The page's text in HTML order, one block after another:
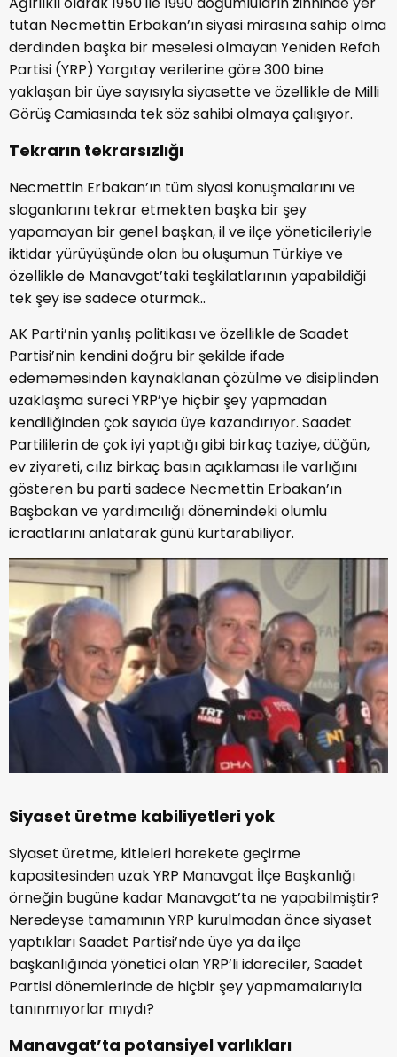
tutan Necmettin Erbakan’ın siyasi mirasına sahip olma
derdinden başka bir meselesi olmayan Yeniden Refah
Partisi (YRP) Yargıtay verilerine göre 300 bine
yaklaşan bir üye sayısıyla siyasette ve özellikle de Milli
Görüş Camiasında tek söz sahibi olmaya çalışıyor.
Tekrarın tekrarsızlığı
Necmettin Erbakan’ın tüm siyasi konuşmalarını ve
sloganlarını tekrar etmekten başka bir şey
yapamayan bir genel başkan, il ve ilçe yöneticileriyle
iktidar yürüyüşünde olan bu oluşumun Türkiye ve
özellikle de Manavgat’taki teşkilatlarının yapabildiği
tek şey ise sadece oturmak..
AK Parti’nin yanlış politikası ve özellikle de Saadet
Partisi’nin kendini doğru bir şekilde ifade
edememesinden kaynaklanan çözülme ve disiplinden
uzaklaşma süreci YRP’ye hiçbir şey yapmadan
kendiliğinden çok sayıda üye kazandırıyor. Saadet
Partililerin de çok iyi yaptığı gibi birkaç taziye, düğün,
ev ziyareti, cılız birkaç basın açıklaması ile varlığını
gösteren bu parti sadece Necmettin Erbakan’ın
Başbakan ve yardımcılığı dönemindeki olumlu
icraatlarını anlatarak günü kurtarabiliyor.
Siyaset üretme kabiliyetleri yok
Siyaset üretme, kitleleri harekete geçirme
kapasitesinden uzak YRP Manavgat İlçe Başkanlığı
örneğin bugüne kadar Manavgat’ta ne yapabilmiştir?
Neredeyse tamamının YRP kurulmadan önce siyaset
yaptıkları Saadet Partisi’nde üye ya da ilçe
başkanlığında yönetici olan YRP’li idareciler, Saadet
Partisi dönemlerinde de hiçbir şey yapmamalarıyla
tanınmıyorlar mıydı?
Manavgat’ta potansiyel varlıkları